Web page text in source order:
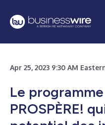
Apr 25, 2023 9:30 AM
Le
PROSPÈRE!